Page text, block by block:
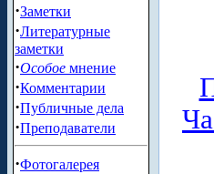
·Заметки
·Литературные
заметки
·Особое мнение
·Комментарии
·Публичные дела
·Преподаватели
·Фотогалерея